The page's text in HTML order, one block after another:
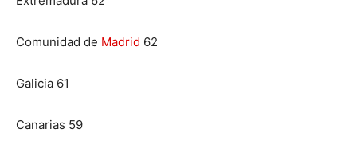
Comunidad de Madrid 62
Galicia 61
Canarias 59